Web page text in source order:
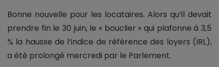
Bonne nouvelle pour les locataires. Alors qu’il devait
prendre fin le 30 juin, le « bouclier » qui plafonne à 3,5
% la hausse de l’indice de référence des loyers (IRL),
a été prolongé mercredi par le Parlement.